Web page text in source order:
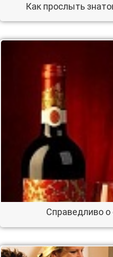
Как прослыть
Справедливо о